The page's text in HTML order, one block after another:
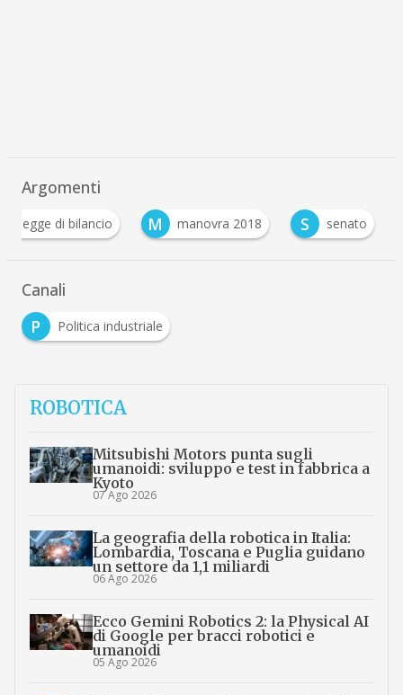
Argomenti
legge di bilancio M manovra 2018 S
senato
Canali
P
Politica industriale
ROBOTICA
Mitsubishi Motors punta sugli
umanoidi: sviluppo e test in fabbrica a
Kyoto
07 Ago 2026
La geografia della robotica in Italia:
Lombardia, Toscana e Puglia guidano
un settore da 1,1 miliardi
06 Ago 2026
Ecco Gemini Robotics 2: la Physical AI
di Google per bracci robotici e
umanoidi
05 Ago 2026